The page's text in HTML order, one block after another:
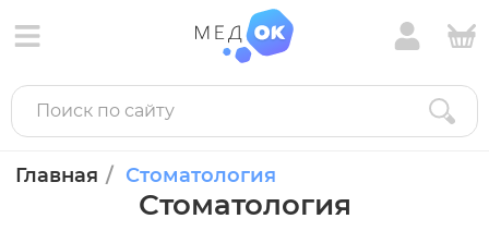
Главная Стоматология
Стоматология